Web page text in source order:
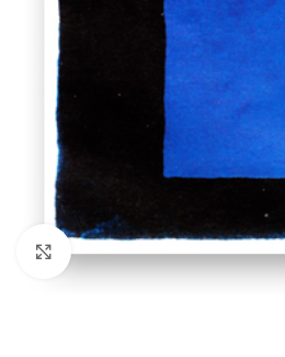
Нажмите, чтобы увеличить